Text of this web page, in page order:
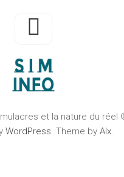
et la nature du
WordPress. Theme by Alx.